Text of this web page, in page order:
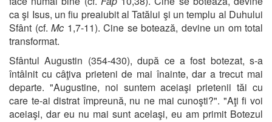
ca şi Isus, un fiu preaiubit al Tatălui şi un templu al Duhului
Sfânt (cf. Mc 1,7-11). Cine se botează, devine un om total
transformat.
Sfântul Augustin (354-430), după ce a fost botezat, s-a
întâlnit cu câţiva prieteni de mai înainte, dar a trecut mai
departe. "Augustine, noi suntem aceiaşi prietenii tăi cu
care te-ai distrat împreună, nu ne mai cunoşti?". "Aţi fi voi
aceiaşi, dar eu nu mai sunt acelaşi, eu am primit Botezul